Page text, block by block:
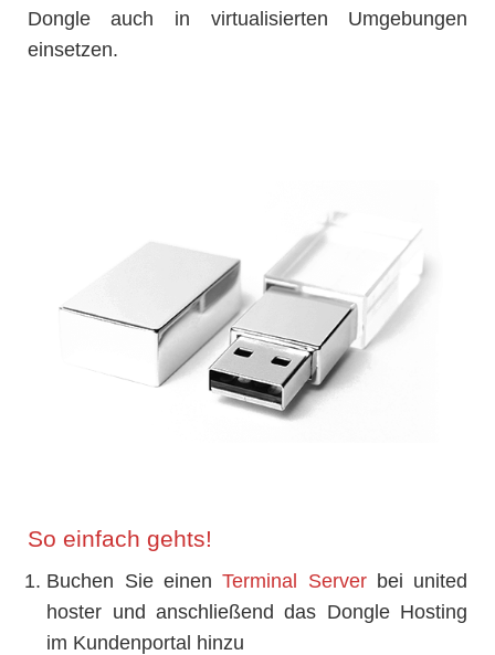
Dongle auch in virtualisierten Umgebungen
einsetzen.
So einfach gehts!
Buchen Sie einenTerminal Serverbei united
hoster und anschließend das Dongle Hosting
im Kundenportal hinzu